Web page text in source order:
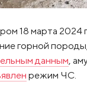
18 марта 2024
горной породы,
данным,
режим ЧС.